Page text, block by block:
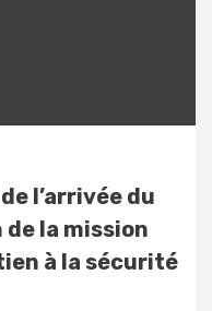
l’arrivée du
la mission
à la sécurité